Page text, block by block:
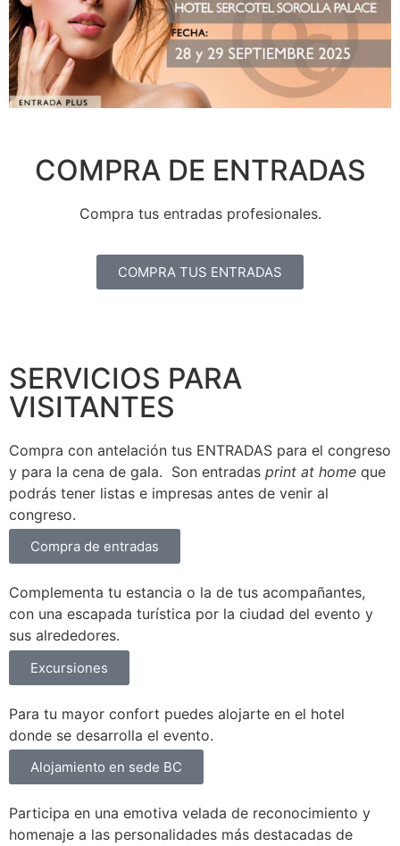
COMPRA DE ENTRADAS
Compra tus entradas profesionales.
COMPRA TUS ENTRADAS
SERVICIOS PARA
VISITANTES
Compra con antelación tus ENTRADAS para el congreso
y para la cena de gala. Son entradas print at home que
podrás tener listas e impresas antes de venir al
congreso.
Compra de entradas
Complementa tu estancia o la de tus acompañantes,
con una escapada turística por la ciudad del evento y
sus alrededores.
Excursiones
Para tu mayor confort puedes alojarte en el hotel
donde se desarrolla el evento.
Alojamiento en sede BC
Participa en una emotiva velada de reconocimiento y
homenaje a las personalidades más destacadas de